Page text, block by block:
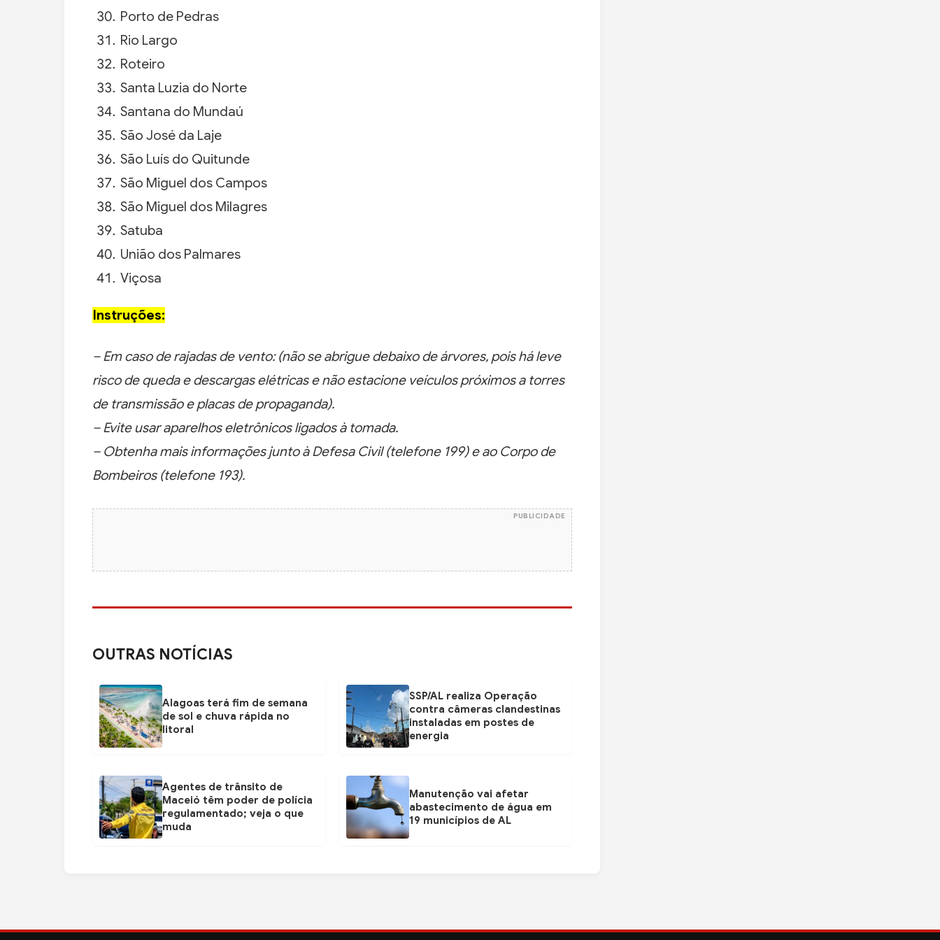
Porto de Pedras
Rio Largo
Roteiro
Santa Luzia do Norte
Santana do Mundaú
São José da Laje
São Luís do Quitunde
São Miguel dos Campos
São Miguel dos Milagres
Satuba
União dos Palmares
Viçosa
Instruções:
– Em caso de rajadas de vento: (não se abrigue debaixo de árvores, pois há leve
risco de queda e descargas elétricas e não estacione veículos próximos a torres
de transmissão e placas de propaganda).
– Evite usar aparelhos eletrônicos ligados à tomada.
– Obtenha mais informações junto à Defesa Civil (telefone 199) e ao Corpo de
Bombeiros (telefone 193).
PUBLICIDADE
OUTRAS NOTÍCIAS
Alagoas terá fim de semana
de sol e chuva rápida no
litoral
SSP/AL realiza Operação
contra câmeras clandestinas
instaladas em postes de
energia
Agentes de trânsito de
Maceió têm poder de polícia
regulamentado; veja o que
muda
Manutenção vai afetar
abastecimento de água em
19 municípios de AL